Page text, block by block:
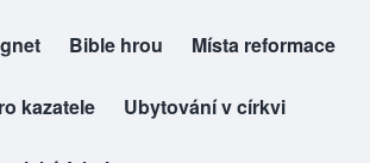
in new tab)Bible hrou
(opens in new tab)Místa reformace
(opens in new tab)
kazatele Ubytování v církvi
(opens in new tab)